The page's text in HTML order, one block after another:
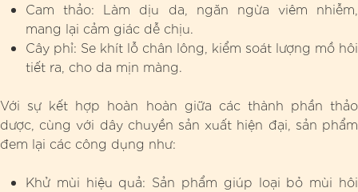
Cam thảo: Làm dịu da, ngăn ngừa viêm nhiễm,
mang lại cảm giác dễ chịu.
Cây phỉ: Se khít lỗ chân lông, kiểm soát lượng mồ hôi
tiết ra, cho da mịn màng.
Với sự kết hợp hoàn hoàn giữa các thành phần thảo
dược, cùng với dây chuyền sản xuất hiện đại, sản phẩm
đem lại các công dụng như:
Khử mùi hiệu quả: Sản phẩm giúp loại bỏ mùi hôi